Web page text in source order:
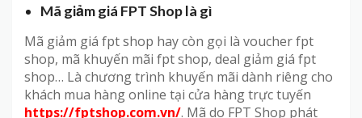
Mã giảm giá FPT Shop là gì
Mã giảm giá fpt shop hay còn gọi là voucher fpt
shop, mã khuyến mãi fpt shop, deal giảm giá fpt
shop… Là chương trình khuyến mãi dành riêng cho
khách mua hàng online tại cửa hàng trực tuyến
https://fptshop.com.vn/. Mã do FPT Shop phát